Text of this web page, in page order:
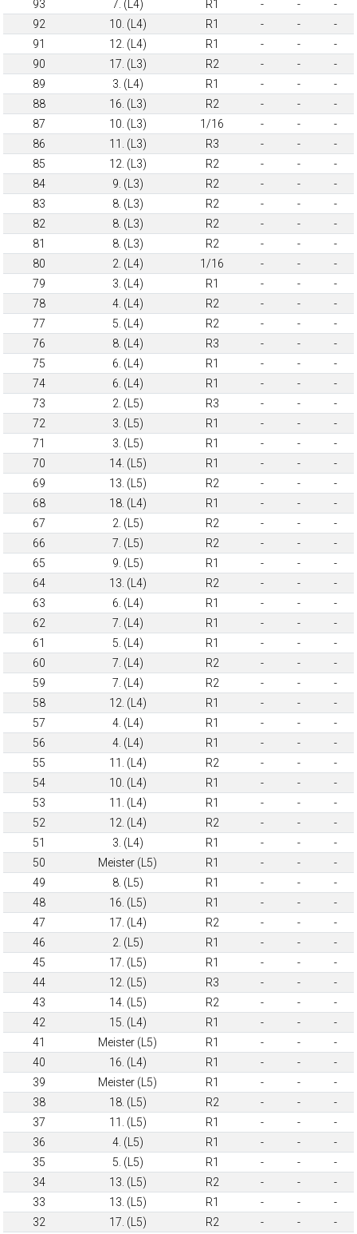
93 7. (L4) R1 - -
-
92
10. (L4) R1 - -
-
91
12. (L4) R1 - -
-
90
17. (L3) R2 - -
-
89
3. (L4) R1 - -
-
88
16. (L3) R2 - -
-
87
10. (L3) 1/16 - -
-
86
11. (L3) R3 - -
-
85
12. (L3) R2 - -
-
84
9. (L3) R2 - -
-
83
8. (L3) R2 - -
-
82
8. (L3) R2 - -
-
81
8. (L3) R2 - -
-
80
2. (L4) 1/16 - -
-
79
3. (L4) R1 - -
-
78
4. (L4) R2 - -
-
77
5. (L4) R2 - -
-
76
8. (L4) R3 - -
-
75
6. (L4) R1 - -
-
74
6. (L4) R1 - -
-
73
2. (L5) R3 - -
-
72
3. (L5) R1 - -
-
71
3. (L5) R1 - -
-
70
14. (L5) R1 - -
-
69
13. (L5) R2 - -
-
68
18. (L4) R1 - -
-
67
2. (L5) R2 - -
-
66
7. (L5) R2 - -
-
65
9. (L5) R1 - -
-
64
13. (L4) R2 - -
-
63
6. (L4) R1 - -
-
62
7. (L4) R1 - -
-
61
5. (L4) R1 - -
-
60
7. (L4) R2 - -
-
59
7. (L4) R2 - -
-
58
12. (L4) R1 - -
-
57
4. (L4) R1 - -
-
56
4. (L4) R1 - -
-
55
11. (L4) R2 - -
-
54
10. (L4) R1 - -
-
53
11. (L4) R1 - -
-
52
12. (L4) R2 - -
-
51
3. (L4) R1 - -
-
50
Meister (L5) R1 - -
-
49
8. (L5) R1 - -
-
48
16. (L5) R1 - -
-
47
17. (L4) R2 - -
-
46
2. (L5) R1 - -
-
45
17. (L5) R1 - -
-
44
12. (L5) R3 - -
-
43
14. (L5) R2 - -
-
42
15. (L4) R1 - -
-
41
Meister (L5) R1 - -
-
40
16. (L4) R1 - -
-
39
Meister (L5) R1 - -
-
38
18. (L5) R2 - -
-
37
11. (L5) R1 - -
-
36
4. (L5) R1 - -
-
35
5. (L5) R1 - -
-
34
13. (L5) R2 - -
-
33
13. (L5) R1 - -
-
32
17. (L5) R2 - -
-